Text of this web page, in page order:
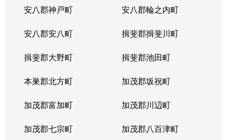
安八郡神戸町 安八郡輪之内町
安八郡安八町 揖斐郡揖斐川町
揖斐郡大野町 揖斐郡池田町
本巣郡北方町 加茂郡坂祝町
加茂郡富加町 加茂郡川辺町
加茂郡七宗町 加茂郡八百津町